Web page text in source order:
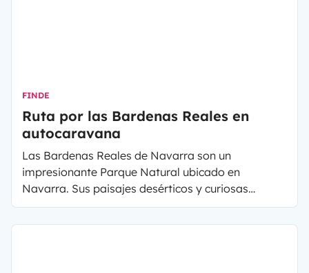
FINDE
Ruta por las Bardenas Reales en
autocaravana
Las Bardenas Reales de Navarra son un
impresionante Parque Natural ubicado en
Navarra. Sus paisajes desérticos y curiosas
formaciones llaman la atención a todo el que lo